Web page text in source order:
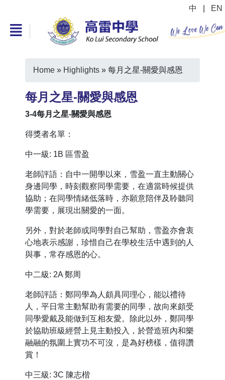
中 EN
Home » Highlights » 每月之星-關愛與感恩
每月之星-關愛與感恩
3-4每月之星-關愛與感恩
得獎者名單：
中一級: 1B 區雪盈
老師評語：自中一開學以來，雪盈一直主動關心
身邊同學，時刻觀察同學需要，在適當時候提供
協助；在同學情緒低落時，亦願意陪伴及聆聽同
學需要，展現出關愛的一面。
另外，對於老師或同學對自己幫助，雪盈亦會衷
心地表示感謝，珍惜自己在學校生活中遇到的人
與事，常存感恩的心。
中二級: 2A 鄭周
老師評語：鄭同學為人頗具同理心，能以禮待
人，平日常主動幫助有需要的同學，故向來頗受
同學愛戴及能做到互相友愛。除此以外，鄭同學
於協助班級經營上見主動投入，於營造班內和樂
融融的氛圍上實功不可沒，是為好榜樣，值得讚
賞！
中三級: 3C 陳志楷